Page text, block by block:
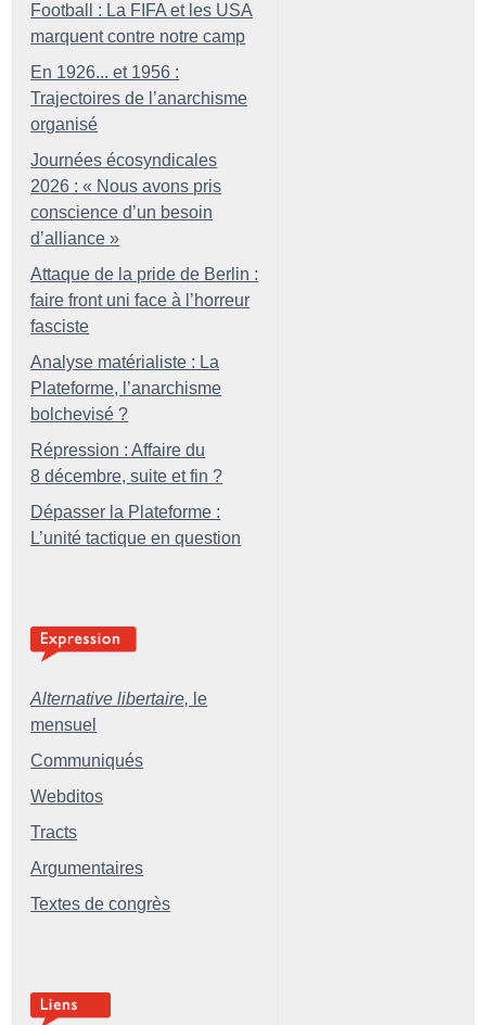
Football : La FIFA et les USA
marquent contre notre camp
En 1926... et 1956 :
Trajectoires de l’anarchisme
organisé
Journées écosyndicales
2026 : « Nous avons pris
conscience d’un besoin
d’alliance »
Attaque de la pride de Berlin :
faire front uni face à l’horreur
fasciste
Analyse matérialiste : La
Plateforme, l’anarchisme
bolchevisé ?
Répression : Affaire du
8 décembre, suite et fin ?
Dépasser la Plateforme :
L’unité tactique en question
Alternative libertaire, le
mensuel
Communiqués
Webditos
Tracts
Argumentaires
Textes de congrès